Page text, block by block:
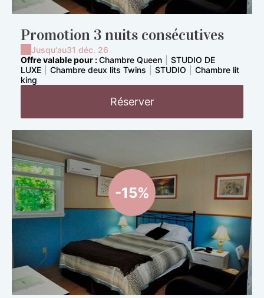
Promotion 3 nuits consécutives
Jusqu'au31 déc. 26
Offre valable pour :Chambre Queen
STUDIO DE
LUXE
Chambre deux lits Twins STUDIO
Chambre lit
king
Réserver
-15%